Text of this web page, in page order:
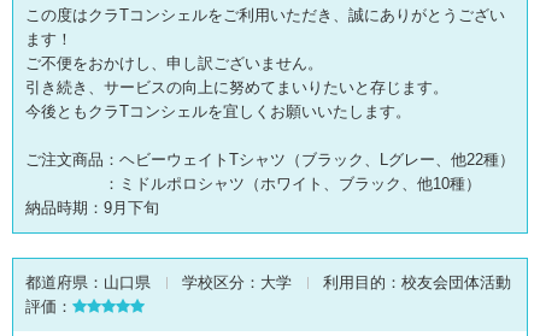
この度はクラTコンシェルをご利用いただき、誠にありがとうござい
ます！
ご不便をおかけし、申し訳ございません。
引き続き、サービスの向上に努めてまいりたいと存じます。
今後ともクラTコンシェルを宜しくお願いいたします。
ご注文商品：ヘビーウェイトTシャツ（ブラック、Lグレー、他22種）
：ミドルポロシャツ（ホワイト、ブラック、他10種）
納品時期：9月下旬
都道府県： 山口県 学校区分： 大学 利用目的： 校友会団体活動
評価：